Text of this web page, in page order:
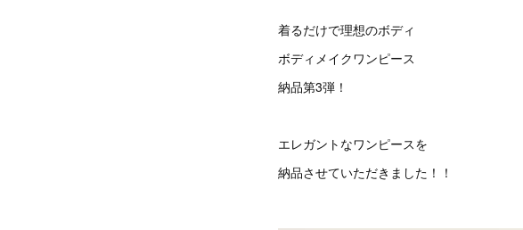
着るだけで理想のボディ
ボディメイクワンピース
納品第3弾！
エレガントなワンピースを
納品させていただきました！！